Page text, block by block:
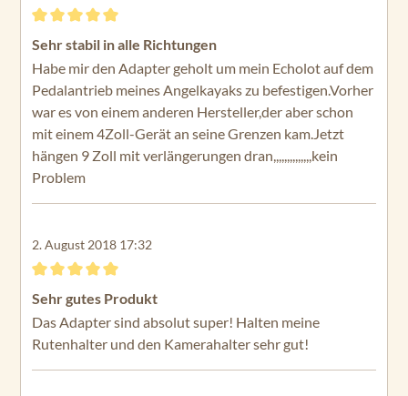
Bewertung mit 5 von 5 Sternen
Sehr stabil in alle Richtungen
Habe mir den Adapter geholt um mein Echolot auf dem
Pedalantrieb meines Angelkayaks zu befestigen.Vorher
war es von einem anderen Hersteller,der aber schon
mit einem 4Zoll-Gerät an seine Grenzen kam.Jetzt
hängen 9 Zoll mit verlängerungen dran,,,,,,,,,,,,,,kein
Problem
2. August 2018 17:32
Bewertung mit 5 von 5 Sternen
Sehr gutes Produkt
Das Adapter sind absolut super! Halten meine
Rutenhalter und den Kamerahalter sehr gut!